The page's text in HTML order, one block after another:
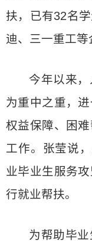
扶，已有32名
迪、三一重工等
今年以来
为重中之重，
权益保障、困
工作。张莹说
业毕业生服务
行就业帮扶。
为帮助毕业